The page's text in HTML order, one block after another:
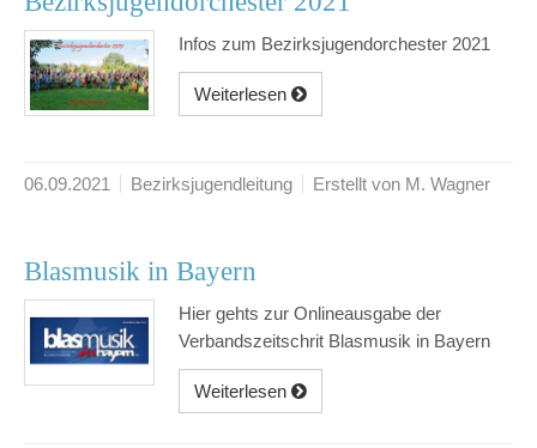
Infos zum Bezirksjugendorchester 2021
Weiterlesen
06.09.2021 Bezirksjugendleitung Erstellt von M. Wagner
Blasmusik in Bayern
Hier gehts zur Onlineausgabe der
Verbandszeitschrit Blasmusik in Bayern
Weiterlesen